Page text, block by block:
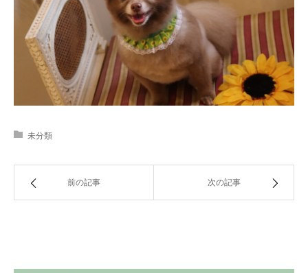
未分類
前の記事 次の記事